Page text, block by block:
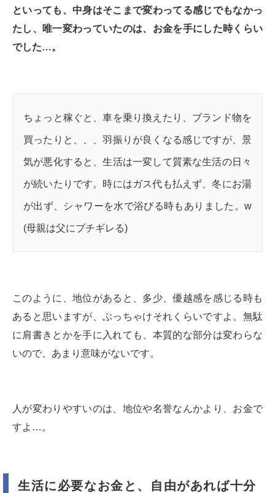
といっても、中身はそこまで変わってる感じでもなかっ
たし、唯一変わっていたのは、お金を手にした時くらい
でした…。
ちょっと稼ぐと、車を乗り換えたり、ブランド物を
買ったりと、、、羽振りが良くなる感じですが、景
気が悪化すると、生活は一変して質素な生活の日々
が続いたりです。時にはガス代も払えず、冬にお湯
が出ず、シャワーを水で浴びる時もありました。w
(母親は父にブチギレる)
このように、地位があると、多少、優越感を感じる時も
あると思いますが、ぶっちゃけそれくらいですよ。無駄
に肩書きとかを手に入れても、本質的な部分は変わらな
いので、あまり意味がないです。
人が変わりやすいのは、地位や名誉なんかより、お金で
すよ…。
生活に必要なお金と、自由があれば十分